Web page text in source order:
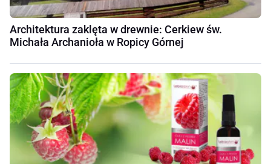
Architektura zaklęta w drewnie: Cerkiew św.
Michała Archanioła w Ropicy Górnej